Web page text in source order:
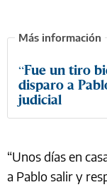
“Fue un tiro
disparo a
judicial
“Unos días en
a Pablo salir y